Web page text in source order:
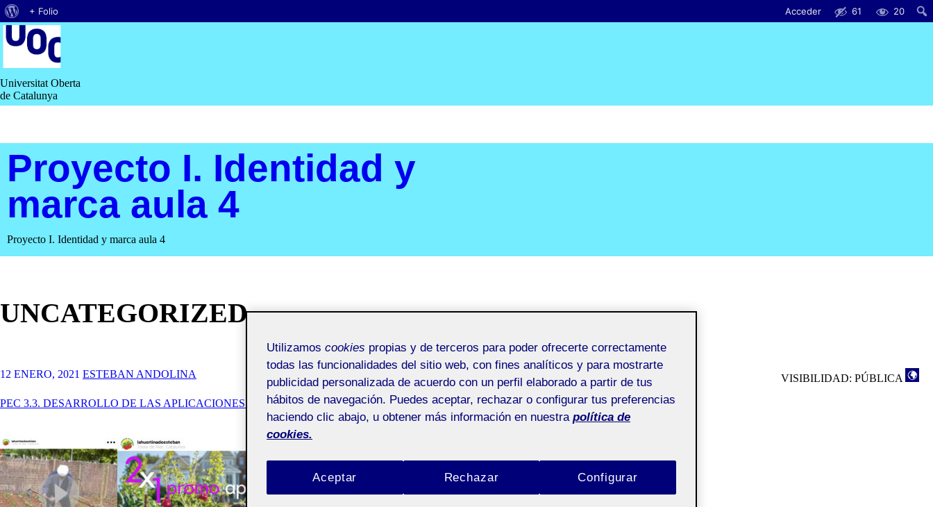
Saltar
al
contenido
Universitat Oberta
de Catalunya
Proyecto I. Identidad y
marca aula 4
Proyecto I. Identidad y marca aula 4
UNCATEGORIZED
12 ENERO, 2021 ESTEBAN ANDOLINA VISIBILIDAD: PÚBLICA
PEC 3.3. DESARROLLO DE LAS APLICACIONES BÁSICAS
Acerca
de
WordPress
+ Folio Acceder 61 20
Utilizamos cookies propias y de terceros para poder ofrecerte correctamente
todas las funcionalidades del sitio web, con fines analíticos y para mostrarte
publicidad personalizada de acuerdo con un perfil elaborado a partir de tus
hábitos de navegación. Puedes aceptar, rechazar o configurar tus preferencias
haciendo clic abajo, u obtener más información en nuestra política de
cookies.
Rechazar
Aceptar Configurar